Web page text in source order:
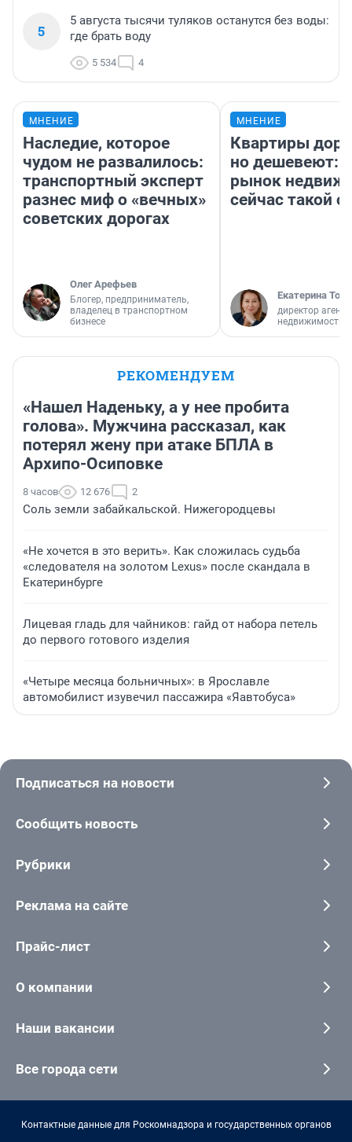
5
5 августа тысячи туляков останутся без воды:
где брать воду
5 534 4
МНЕНИЕ
Наследие, которое
чудом не развалилось:
транспортный эксперт
разнес миф о «вечных»
советских дорогах
Олег Арефьев
Блогер, предприниматель,
владелец в транспортном
бизнесе
МНЕНИЕ
Квартиры
но дешевеют:
рынок
сейчас такой
Екатерина
директор
недвижимости
РЕКОМЕНДУЕМ
«Нашел Наденьку, а у нее пробита
голова». Мужчина рассказал, как
потерял жену при атаке БПЛА в
Архипо-Осиповке
8 часов 12 676 2
Соль земли забайкальской. Нижегородцевы
«Не хочется в это верить». Как сложилась судьба
«следователя на золотом Lexus» после скандала в
Екатеринбурге
Лицевая гладь для чайников: гайд от набора петель
до первого готового изделия
«Четыре месяца больничных»: в Ярославле
автомобилист изувечил пассажира «Яавтобуса»
Подписаться на новости
Сообщить новость
Рубрики
Реклама на сайте
Прайс-лист
О компании
Наши вакансии
Все города сети
Контактные данные для Роскомнадзора и государственных органов